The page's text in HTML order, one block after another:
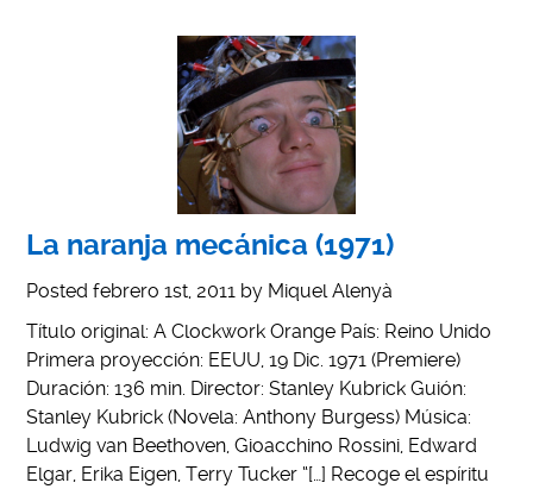
La naranja mecánica (1971)
Postedfebrero 1st, 2011 by Miquel Alenyà
Título original: A Clockwork Orange País: Reino Unido
Primera proyección: EEUU, 19 Dic. 1971 (Premiere)
Duración: 136 min. Director: Stanley Kubrick Guión:
Stanley Kubrick (Novela: Anthony Burgess) Música:
Ludwig van Beethoven, Gioacchino Rossini, Edward
Elgar, Erika Eigen, Terry Tucker “[…] Recoge el espíritu